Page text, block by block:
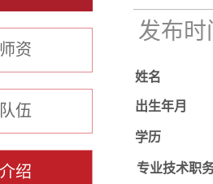
资
伍
绍
发布
姓名
出生年月
学历
专业技术职